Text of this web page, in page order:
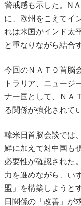
警戒感も示した。N
に、欧州をこえてイ
れは米国がインド太
と重なりながら結合
今回のＮＡＴＯ首脳
トラリア、ニュージ
ナー国として、ＮＡ
る関係が強化されて
韓米日首脳会談では
鮮に加えて対中国も
必要性が確認された
力を進めながら、い
盟」を構築しようと
日関係の「改善」が